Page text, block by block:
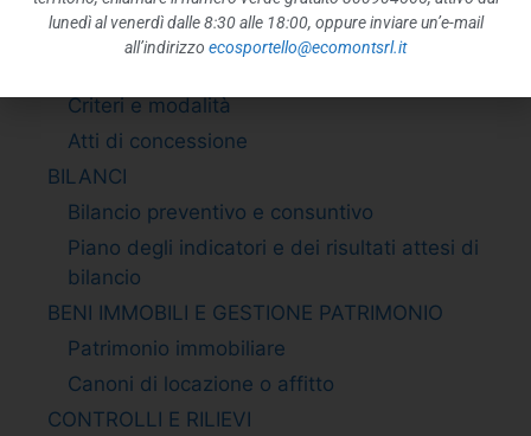
proprie attività
SOVVENZIONI, CONTRIBUTI, SUSSIDI,
Criteri e modalità
Atti di concessione
BILANCI
Bilancio preventivo e consuntivo
Piano degli indicatori e dei risultati attesi di
bilancio
BENI IMMOBILI E GESTIONE PATRIMONIO
Patrimonio immobiliare
Canoni di locazione o affitto
CONTROLLI E RILIEVI
lunedì al venerdì dalle 8:30 alle 18:00, oppure inviare un’e-mail
all’indirizzo ecosportello@ecomontsrl.it